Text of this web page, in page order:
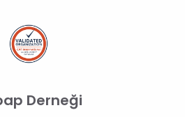
Derneği